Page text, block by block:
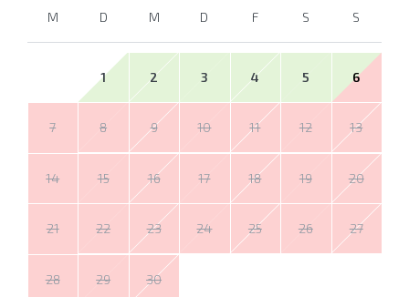
M D M D F S S
1 2 3 4 5 6
7 8 9 10 11 12 13
14 15 16 17 18 19 20
21 22 23 24 25 26 27
28 29 30